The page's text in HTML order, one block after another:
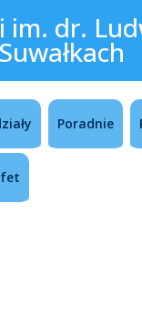
im. dr.
Poradnie